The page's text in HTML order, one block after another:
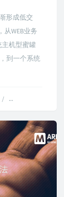
形成低交
WEB业务
主机型蜜罐
到一个系统
/